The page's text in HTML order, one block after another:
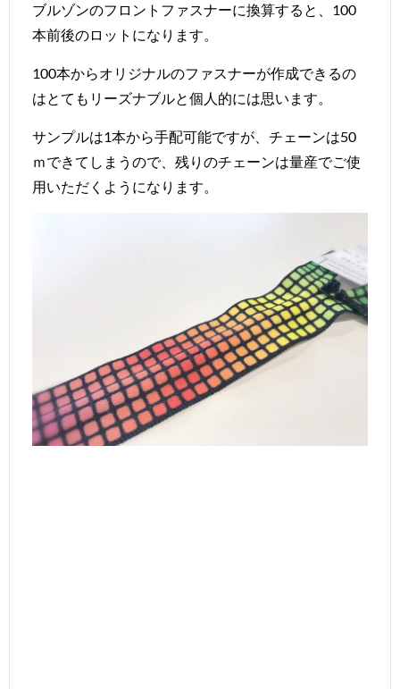
ブルゾンのフロントファスナーに換算すると、100
本前後のロットになります。
100本からオリジナルのファスナーが作成できるの
はとてもリーズナブルと個人的には思います。
サンプルは1本から手配可能ですが、チェーンは50
ｍできてしまうので、残りのチェーンは量産でご使
用いただくようになります。